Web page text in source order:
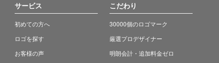
サービス
初めての方へ
ロゴを探す
お客様の声
こだわり
30000個のロゴマーク
厳選プロデザイナー
明朗会計・追加料金ゼロ